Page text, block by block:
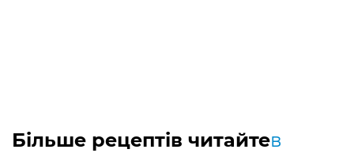
Більше рецептів читайтев